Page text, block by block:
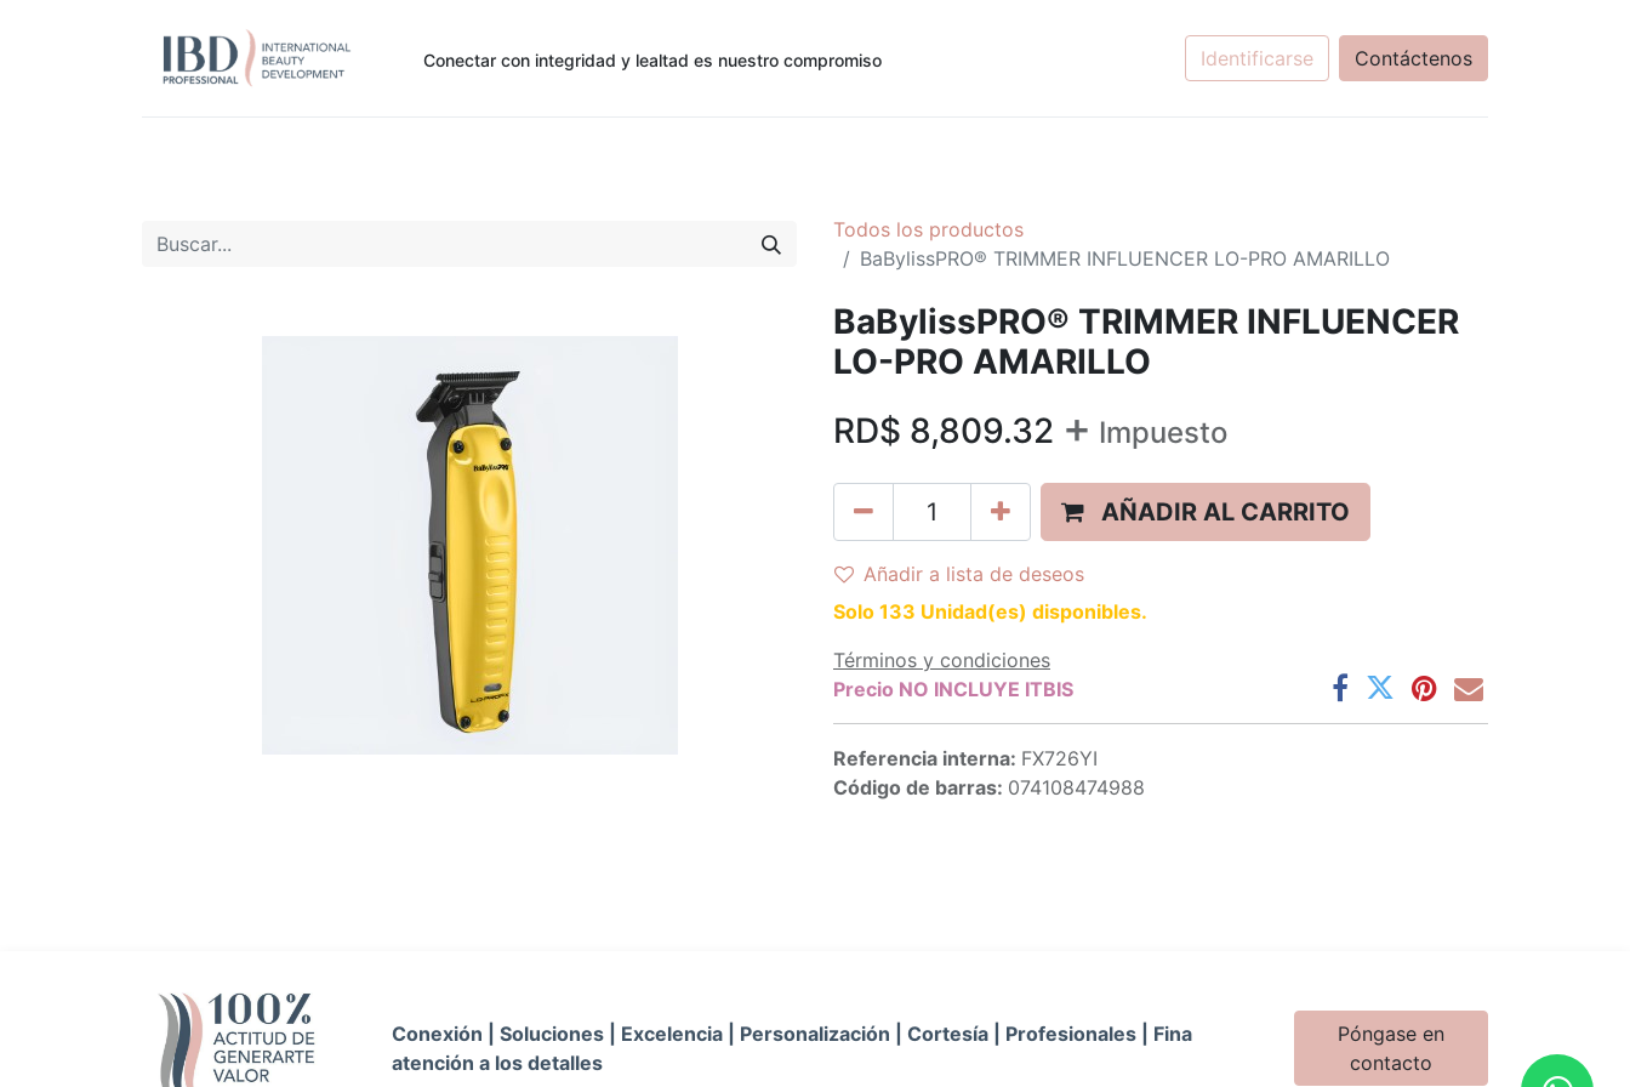
Conectar con integridad y lealtad es nuestro compromiso Identificarse Contáctenos
Todos los productos
BaBylissPRO® TRIMMER INFLUENCER LO-PRO AMARILLO
BaBylissPRO® TRIMMER INFLUENCER
LO-PRO AMARILLO
RD$ 8,809.32 + Impuesto
AÑADIR AL CARRITO
Añadir a lista de deseos
Solo 133 Unidad(es) disponibles.
Términos y condiciones
Precio NO INCLUYE ITBIS
Referencia interna: FX726YI
Código de barras: 074108474988
Conexión | Soluciones | Excelencia | Personalización | Cortesía | Profesionales | Fina
atención a los detalles
Póngase en
contacto